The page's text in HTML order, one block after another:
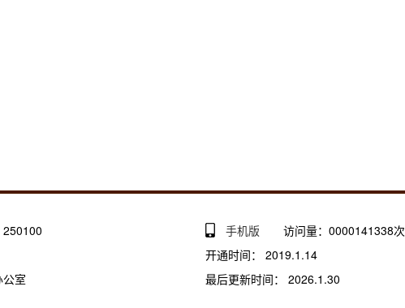
250100
办公室
手机版 访问量： 0000141338次
开通时间： 2019.1 .14
最后更新时间： 2026.1 .30